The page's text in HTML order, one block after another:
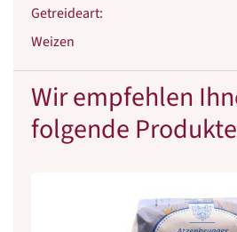
Getreideart:
Weizen
Wir empfehlen
folgende